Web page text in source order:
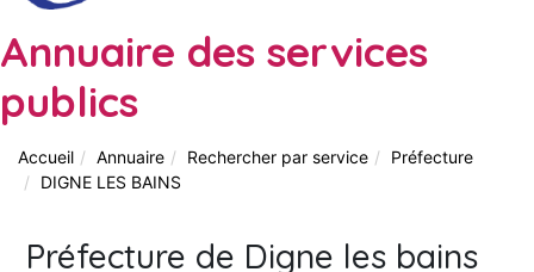
Annuaire des services
publics
Accueil Annuaire Rechercher par service
Préfecture
DIGNE LES BAINS
Préfecture de Digne les bains